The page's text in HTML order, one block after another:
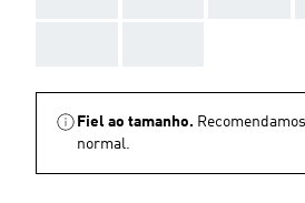
Fiel ao tamanho.
normal.